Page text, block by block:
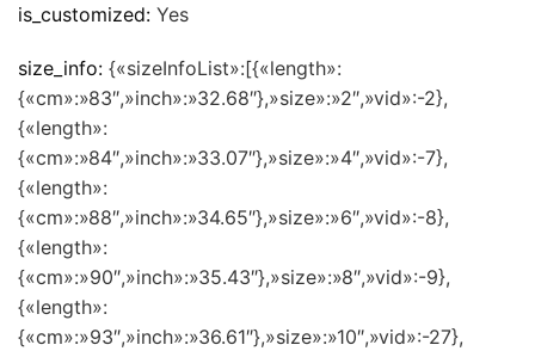
is_customized: Yes
size_info: {«sizeInfoList»:[{«length»:
{«cm»:»83″,»inch»:»32.68″},»size»:»2″,»vid»:-2},
{«length»:
{«cm»:»84″,»inch»:»33.07″},»size»:»4″,»vid»:-7},
{«length»:
{«cm»:»88″,»inch»:»34.65″},»size»:»6″,»vid»:-8},
{«length»:
{«cm»:»90″,»inch»:»35.43″},»size»:»8″,»vid»:-9},
{«length»:
{«cm»:»93″,»inch»:»36.61″},»size»:»10″,»vid»:-27},